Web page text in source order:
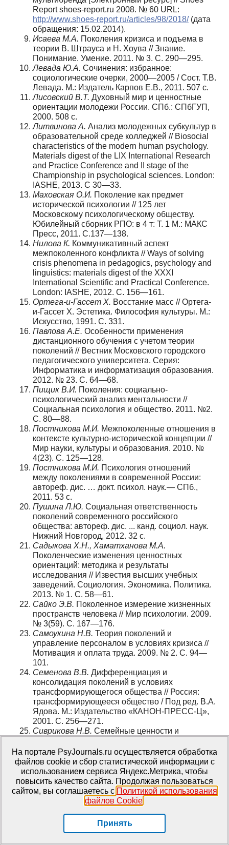
Report shoes-report.ru 2008. № 60 URL:
http://www.shoes-report.ru/articles/98/2018/(дата
обращения: 15.02.2014).
Исаева М.А. Поколения кризиса и подъема в
теории В. Штрауса и Н. Хоува // Знание.
Понимание. Умение. 2011. № 3. С. 290—295.
Левада Ю.А. Сочинения: избранное:
социологические очерки, 2000—2005 / Сост. Т.В.
Левада. М.: Издатель Карпов Е.В., 2011. 507 с.
Лисовский В.Т. Духовный мир и ценностные
ориентации молодежи России. СПб.: СПбГУП,
2000. 508 с.
Литвинова А. Анализ молодежных субкультур в
образовательной среде колледжей // Biosocial
characteristics of the modern human psychology.
Materials digest of the LIX International Research
and Practice Conference and II stage of the
Championship in psychological sciences. London:
IASHE, 2013. С 30—33.
Маховская О.И. Поколение как предмет
исторической психологии // 125 лет
Московскому психологическому обществу.
Юбилейный сборник РПО: в 4 т: Т. 1 М.: МАКС
Пресс, 2011. С.137—138.
Нилова К. Коммуникативный аспект
межпоколенного конфликта // Ways of solving
crisis phenomena in pedagogics, psychology and
linguistics: materials digest of the XXXI
International Scientific and Practical Conference.
London: IASHE, 2012. С. 156—161.
Ортега-и-Гассет Х. Восстание масс // Ортега-
и-Гассет Х. Эстетика. Философия культуры. М.:
Искусство, 1991. С. 331.
Павлова А.Е. Особенности применения
дистанционного обучения с учетом теории
поколений // Вестник Московского городского
педагогического университета. Серия:
Информатика и информатизация образования.
2012. № 23. С. 64—68.
Пищик В.И. Поколения: социально-
психологический анализ ментальности //
Социальная психология и общество. 2011. №2.
C. 80—88.
Постникова М.И. Межпоколенные отношения в
контексте культурно-исторической концепции //
Мир науки, культуры и образования. 2010. №
4(23). С. 125—128.
Постникова М.И. Психология отношений
между поколениями в современной России:
автореф. дис. … докт. психол. наук.— СПб.,
2011. 53 с.
Пушина Л.Ю. Социальная ответственность
поколений современного российского
общества: автореф. дис. ... канд. социол. наук.
Нижний Новгород, 2012. 32 с.
Садыкова Х.Н., Хаматханова М.А.
Поколенческие изменения ценностных
ориентаций: методика и результаты
исследования // Известия высших учебных
заведений. Социология. Экономика. Политика.
2013. № 1. С. 58—61.
Сайко Э.В. Поколенное измерение жизненных
пространств человека // Мир психологии. 2009.
№ 3(59). С. 167—176.
Самоукина Н.В. Теория поколений и
управление персоналом в условиях кризиса //
Мотивация и оплата труда. 2009. № 2. С. 94—
101.
Семенова В.В. Дифференциация и
консолидация поколений в условиях
трансформирующегося общества // Россия:
трансформирующееся общество / Под ред. В.А.
Ядова. М.: Издательство «КАНОН-ПРЕСС-Ц»,
2001. C. 256—271.
Сиврикова Н.В. Семейные ценности и
conditions of the interpersonal relationships
intensification», «Technologies of globalization of
the XXI century: evolution or setback?»: Materials
digest of the XLVII and the XLVIII International
Research and Practice Conferences (London,
March 28 — April 02, 2013). London: IASHE, 2013.
Ситько Р.М.
Идея преемственности поколений
в историко-культурном наследии // «Психолого-
На портале PsyJournals.ru осуществляется обработка
файлов cookie и сбор статистической информации с
использованием сервиса Яндекс.Метрика, чтобы
повысить качество сайта. Продолжая пользоваться
сайтом, вы соглашаетесь с Политикой использования
файлов Cookie.
Принять